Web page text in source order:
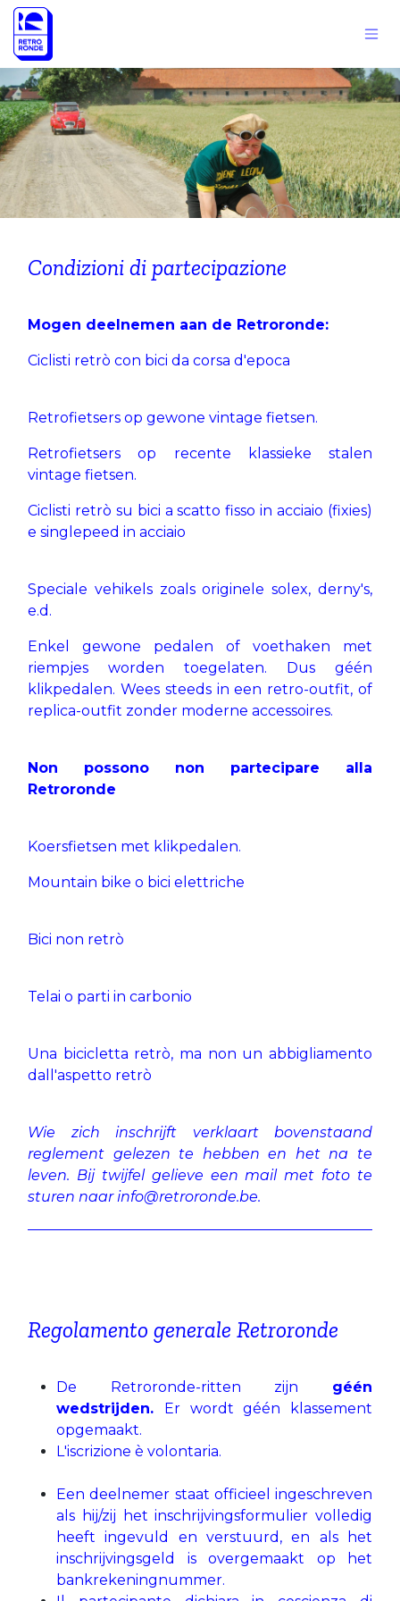
Passa al contenuto
Condizioni di partecipazione
​Mogen deelnemen aan de Retroronde:
Ciclisti retrò con bici da corsa d'epoca
Retrofietsers op gewone vintage fietsen.
Retrofietsers op recente klassieke stalen
vintage fietsen.
Ciclisti retrò su bici a scatto fisso in acciaio (fixies)
e singlepeed in acciaio
Speciale vehikels zoals originele solex, derny's,
e.d.
Enkel gewone pedalen of voethaken met
riempjes worden toegelaten. Dus géén
klikpedalen. Wees steeds in een retro-outfit, of
replica-outfit zonder moderne accessoires.
Non possono non partecipare alla
Retroronde
Koersfietsen met klikpedalen.
Mountain bike o bici elettriche
Bici non retrò
Telai o parti in carbonio
Una bicicletta retrò, ma non un abbigliamento
dall'aspetto retrò
Wie zich inschrijft verklaart bovenstaand
reglement gelezen te hebben en het na te
leven. Bij twijfel gelieve een mail met foto te
sturen naar info@retroronde.be.
Regolamento generale Retroronde
De Retroronde-ritten zijn géén
wedstrijden. Er wordt géén klassement
opgemaakt.
L'iscrizione è volontaria.
Een deelnemer staat officieel ingeschreven
als hij/zij het inschrijvingsformulier volledig
heeft ingevuld en verstuurd, en als het
inschrijvingsgeld is overgemaakt op het
bankrekeningnummer.